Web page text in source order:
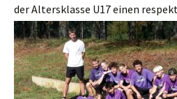
der Alters­klas­se U17 einen